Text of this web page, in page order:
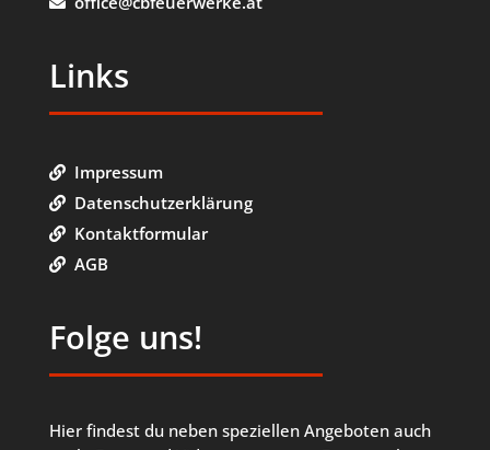
Links
Impressum
Datenschutzerklärung
Kontaktformular
AGB
Folge uns!
Hier findest du neben speziellen Angeboten auch